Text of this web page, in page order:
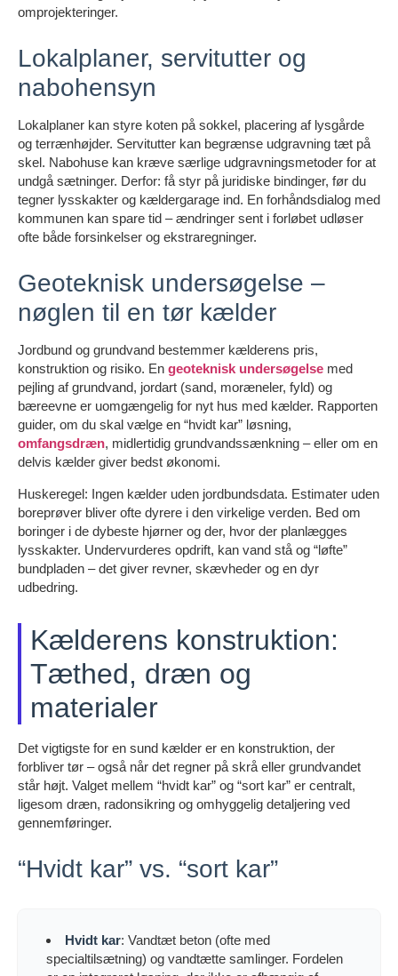
omprojekteringer.
Lokalplaner, servitutter og
nabohensyn
Lokalplaner kan styre koten på sokkel, placering af lysgårde
og terrænhøjder. Servitutter kan begrænse udgravning tæt på
skel. Nabohuse kan kræve særlige udgravningsmetoder for at
undgå sætninger. Derfor: få styr på juridiske bindinger, før du
tegner lysskakter og kældergarage ind. En forhåndsdialog med
kommunen kan spare tid – ændringer sent i forløbet udløser
ofte både forsinkelser og ekstraregninger.
Geoteknisk undersøgelse –
nøglen til en tør kælder
Jordbund og grundvand bestemmer kælderens pris,
konstruktion og risiko. En geoteknisk undersøgelse med
pejling af grundvand, jordart (sand, moræneler, fyld) og
bæreevne er uomgængelig for nyt hus med kælder. Rapporten
guider, om du skal vælge en “hvidt kar” løsning,
omfangsdræn, midlertidig grundvandssænkning – eller om en
delvis kælder giver bedst økonomi.
Huskeregel: Ingen kælder uden jordbundsdata. Estimater uden
boreprøver bliver ofte dyrere i den virkelige verden. Bed om
boringer i de dybeste hjørner og der, hvor der planlægges
lysskakter. Undervurderes opdrift, kan vand stå og “løfte”
bundpladen – det giver revner, skævheder og en dyr
udbedring.
Kælderens konstruktion:
Tæthed, dræn og
materialer
Det vigtigste for en sund kælder er en konstruktion, der
forbliver tør – også når det regner på skrå eller grundvandet
står højt. Valget mellem “hvidt kar” og “sort kar” er centralt,
ligesom dræn, radonsikring og omhyggelig detaljering ved
gennemføringer.
“Hvidt kar” vs. “sort kar”
Hvidt kar: Vandtæt beton (ofte med
specialtilsætning) og vandtætte samlinger. Fordelen